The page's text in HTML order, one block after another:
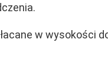
w wysokości